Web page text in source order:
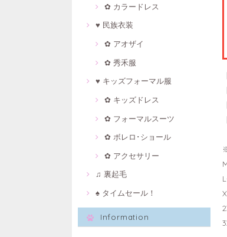
✿ カラードレス
♥ 民族衣装
✿ アオザイ
✿ 秀禾服
♥ キッズフォーマル服
✿ キッズドレス
✿ フォーマルスーツ
✿ ボレロ･ショール
✿ アクセサリー
♫ 裏起毛
♠ タイムセール！
Information